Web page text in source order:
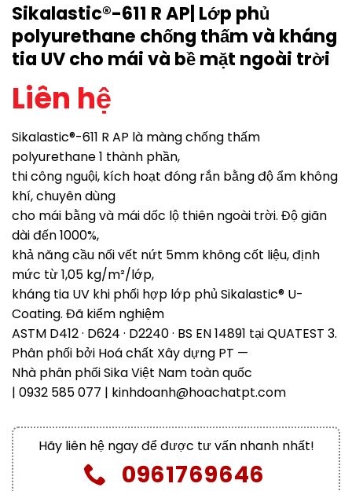
Sikalastic®-611 R AP| Lớp phủ
polyurethane chống thấm và kháng
tia UV cho mái và bề mặt ngoài trời
Liên hệ
Sikalastic®-611 R AP là màng chống thấm
polyurethane 1 thành phần,
thi công nguội, kích hoạt đóng rắn bằng độ ẩm không
khí, chuyên dùng
cho mái bằng và mái dốc lộ thiên ngoài trời. Độ giãn
dài đến 1000%,
khả năng cầu nối vết nứt 5mm không cốt liệu, định
mức từ 1,05 kg/m²/lớp,
kháng tia UV khi phối hợp lớp phủ Sikalastic® U-
Coating. Đã kiểm nghiệm
ASTM D412 · D624 · D2240 · BS EN 14891 tại QUATEST 3.
Phân phối bởi Hoá chất Xây dựng PT —
Nhà phân phối Sika Việt Nam toàn quốc
| 0932 585 077 | kinhdoanh@hoachatpt.com
Hãy liên hệ ngay để được tư vấn nhanh nhất!
0961769646